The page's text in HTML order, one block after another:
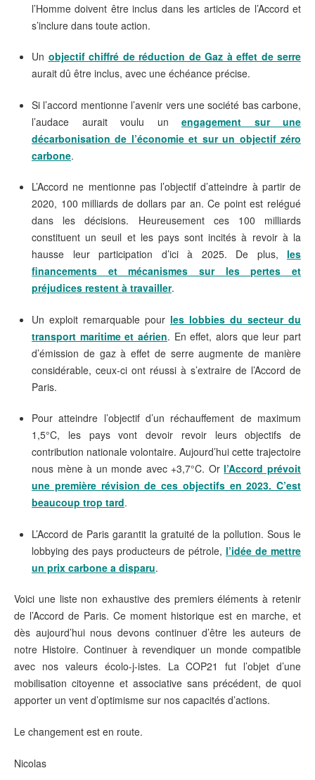
l’Homme doivent être inclus dans les articles de l’Accord et
s’inclure dans toute action.
Un objectif chiffré de réduction de Gaz à effet de serre
aurait dû être inclus, avec une échéance précise.
Si l’accord mentionne l’avenir vers une société bas carbone,
l’audace aurait voulu un engagement sur une
décarbonisation de l’économie et sur un objectif zéro
carbone.
L’Accord ne mentionne pas l’objectif d’atteindre à partir de
2020, 100 milliards de dollars par an. Ce point est relégué
dans les décisions. Heureusement ces 100 milliards
constituent un seuil et les pays sont incités à revoir à la
hausse leur participation d’ici à 2025. De plus, les
financements et mécanismes sur les pertes et
préjudices restent à travailler.
Un exploit remarquable pour les lobbies du secteur du
transport maritime et aérien. En effet, alors que leur part
d’émission de gaz à effet de serre augmente de manière
considérable, ceux-ci ont réussi à s’extraire de l’Accord de
Paris.
Pour atteindre l’objectif d’un réchauffement de maximum
1,5°C, les pays vont devoir revoir leurs objectifs de
contribution nationale volontaire. Aujourd’hui cette trajectoire
nous mène à un monde avec +3,7°C. Or l’Accord prévoit
une première révision de ces objectifs en 2023. C’est
beaucoup trop tard.
L’Accord de Paris garantit la gratuité de la pollution. Sous le
lobbying des pays producteurs de pétrole, l’idée de mettre
un prix carbone a disparu.
Voici une liste non exhaustive des premiers éléments à retenir
de l’Accord de Paris. Ce moment historique est en marche, et
dès aujourd’hui nous devons continuer d’être les auteurs de
notre Histoire. Continuer à revendiquer un monde compatible
avec nos valeurs écolo-j-istes. La COP21 fut l’objet d’une
mobilisation citoyenne et associative sans précédent, de quoi
apporter un vent d’optimisme sur nos capacités d’actions.
Le changement est en route.
Nicolas